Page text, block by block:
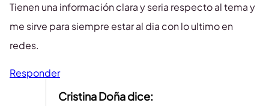
Tienen una información clara y seria respecto al tema y
me sirve para siempre estar al dia con lo ultimo en
redes.
Responder
Cristina Doñadice: